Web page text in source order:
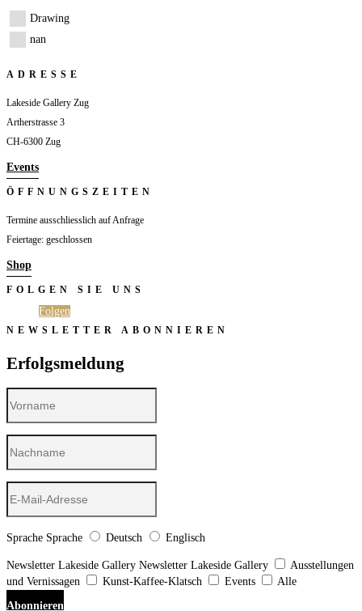
Drawing
nan
ADRESSE
Lakeside Gallery Zug
Artherstrasse 3
CH-6300 Zug
Events
ÖFFNUNGSZEITEN
Termine ausschliesslich auf Anfrage
Feiertage: geschlossen
Shop
FOLGEN SIE UNS
Folgen
NEWSLETTER ABONNIEREN
Erfolgsmeldung
Sprache Sprache Deutsch Englisch
Newsletter Lakeside Gallery Newsletter Lakeside Gallery
Ausstellungen
und Vernissagen
Kunst-Kaffee-Klatsch Events
Alle
Abonnieren